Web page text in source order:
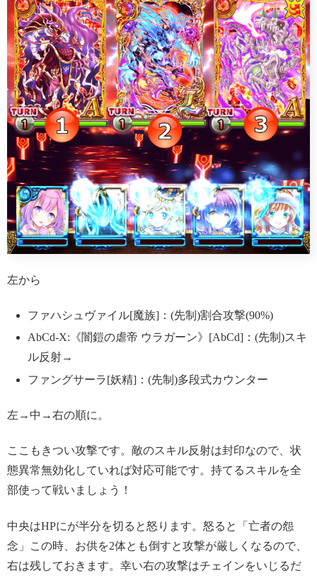
左から
ファハシュヴァイル[魔族]：(先制)割合攻撃(90%)
AbCd-X:《闇鎧の虐帝 ウラガーン》[AbCd]：(先制)スキ
ル反射→
ファングサーラ[妖精]：(先制)多段式カウンター
左→中→右の順に。
ここもきつい攻撃です。敵のスキル反射は封印なので、状
態異常無効化していれば対応可能です。持てるスキルを全
部使って戦いましょう！
中央はHPにが半分を切ると怒ります。怒ると「亡者の怨
念」この時、お供を2体とも倒すと攻撃が厳しくなるので、
右は残しておきます。幸い右の攻撃はチェインをいじるだ